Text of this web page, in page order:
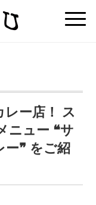
レー店！ ス
ニュー ❝サ
ー❞ をご紹